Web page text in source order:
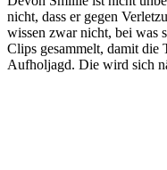
nicht, dass er gegen
wissen zwar nicht, bei was
Clips gesammelt, damit die
Aufholjagd. Die wird sich